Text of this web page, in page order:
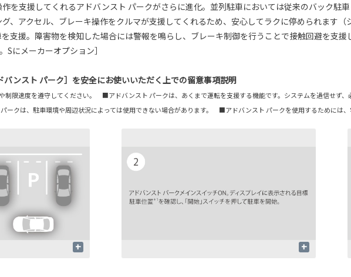
を支援してくれるアドバンスト パークがさらに進化。並列駐車においては従来のバック駐
、アクセル、ブレーキ操作をクルマが支援してくれるため、安心してラクに停められます
支援。障害物を検知した場合には警報を鳴らし、ブレーキ制御を行うことで接触回避を支援
Sにメーカーオプション］
ンスト パーク］を安全にお使いいただく上での留意事項説明
制限速度を遵守してください。 ■アドバンスト パークは、あくまで運転を支援する機能です。システムを過信せず
クは、駐車環境や周辺状況によっては使用できない場合があります。 ■アドバンスト パークを使用するためには、
+ +